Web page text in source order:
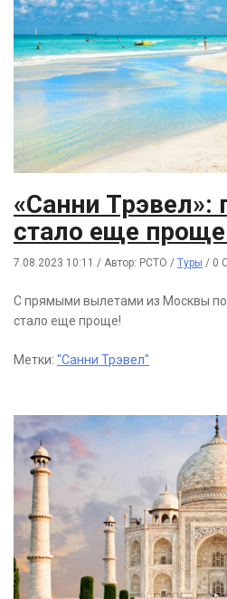
«Санни Трэвел»:
стало еще
7.08.2023 10:11 / Автор: РСТО / Туры / 0
С прямыми вылетами из Москвы
стало еще проще!
Метки: "Санни Трэвел"